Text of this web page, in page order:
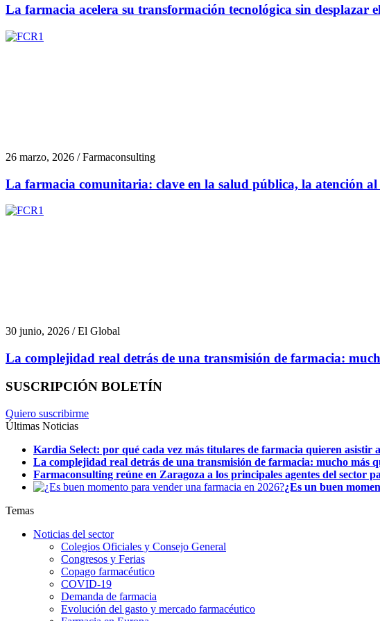
La farmacia acelera su transformación tecnológica sin desplazar
26 marzo, 2026 / Farmaconsulting
La farmacia comunitaria: clave en la salud pública, la atención
30 junio, 2026 / El Global
La complejidad real detrás de una transmisión de farmacia:
SUSCRIPCIÓN BOLETÍN
Quiero suscribirme
Últimas Noticias
Kardia Select: por qué cada vez más titulares de farmacia quieren asistir
La complejidad real detrás de una transmisión de farmacia: mucho más
Farmaconsulting reúne en Zaragoza a los principales agentes del sector
¿Es un buen
Temas
Noticias del sector
Colegios Oficiales y Consejo General
Congresos y Ferias
Copago farmacéutico
COVID-19
Demanda de farmacia
Evolución del gasto y mercado farmacéutico